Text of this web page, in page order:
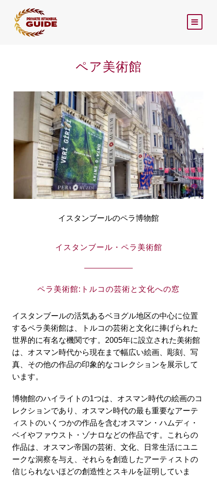
ペア美術館
イスタンブールのペラ博物館
イスタンブール・ペラ美術館
ペラ美術館:トルコの芸術と文化への窓
イスタンブールの活気あるベヨグル地区の中心に位置
するペラ美術館は、トルコの芸術と文化に捧げられた
世界的に有名な機関です。2005年に設立された美術館
は、オスマン時代から現在まで幅広い絵画、彫刻、写
真、その他の作品の印象的なコレクションを展示して
います。
博物館のハイライトの1つは、オスマン時代の絵画のコ
レクションであり、オスマン時代の最も重要なアーテ
ィストのいくつかの作品を含むオスマン・ハムディ・
ベイやファウスト・ゾナロなどの作品です。これらの
作品は、オスマン帝国の芸術、文化、日常生活にユニ
ークな洞察を与え、それらを創造したアーティストの
信じられないほどの創造性とスキルを証明していま